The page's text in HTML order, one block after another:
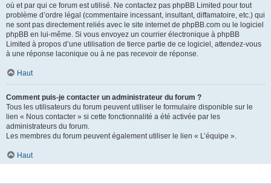
où et par qui ce forum est utilisé. Ne contactez pas phpBB Limited pour tout
problème d’ordre légal (commentaire incessant, insultant, diffamatoire, etc.) qui
ne sont pas directement reliés avec le site internet de phpBB.com ou le logiciel
phpBB en lui-même. Si vous envoyez un courrier électronique à phpBB
Limited à propos d’une utilisation de tierce partie de ce logiciel, attendez-vous
à une réponse laconique ou à ne pas recevoir de réponse.
Haut
Comment puis-je contacter un administrateur du forum ?
Tous les utilisateurs du forum peuvent utiliser le formulaire disponible sur le
lien « Nous contacter » si cette fonctionnalité a été activée par les
administrateurs du forum.
Les membres du forum peuvent également utiliser le lien « L’équipe ».
Haut